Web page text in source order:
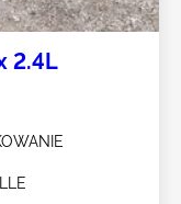
2.4L